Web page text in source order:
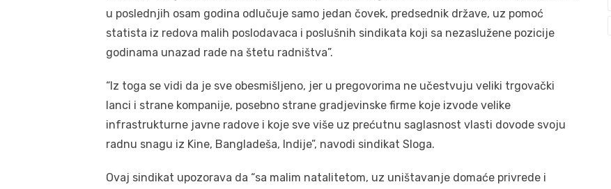
u poslednjih osam godina odlučuje samo jedan čovek, predsednik države, uz pomoć
statista iz redova malih poslodavaca i poslušnih sindikata koji sa nezaslužene pozicije
godinama unazad rade na štetu radništva”.
“Iz toga se vidi da je sve obesmišljeno, jer u pregovorima ne učestvuju veliki trgovački
lanci i strane kompanije, posebno strane gradjevinske firme koje izvode velike
infrastrukturne javne radove i koje sve više uz prećutnu saglasnost vlasti dovode svoju
radnu snagu iz Kine, Bangladeša, Indije”, navodi sindikat Sloga.
Ovaj sindikat upozorava da “sa malim natalitetom, uz uništavanje domaće privrede i